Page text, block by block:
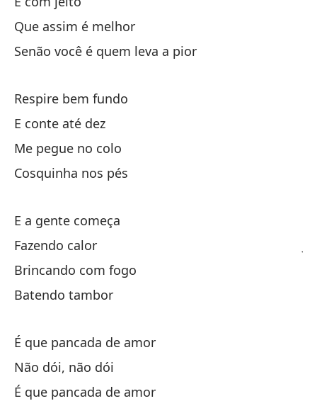
Que assim é melhor
Senão você é quem leva a pior
Respire bem fundo
E conte até dez
Me pegue no colo
Cosquinha nos pés
E a gente começa
Fazendo calor
Brincando com fogo
Batendo tambor
É que pancada de amor
Não dói, não dói
É que pancada de amor